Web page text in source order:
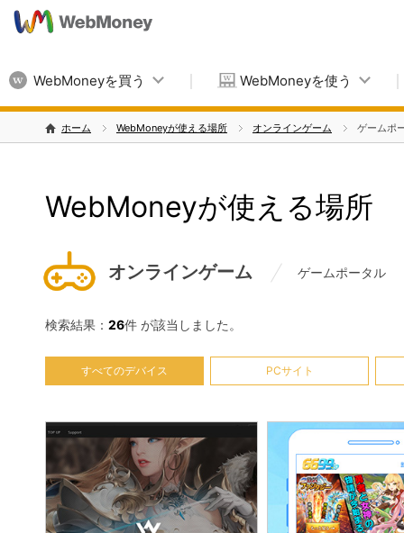
WebMoneyを買う WebMoneyを使う
ホーム WebMoneyが使える場所 オンラインゲーム ゲームポ
WebMoneyが使える場所
オンラインゲーム ゲームポータル
検索結果： 26件 が該当しました。
すべてのデバイス PCサイト